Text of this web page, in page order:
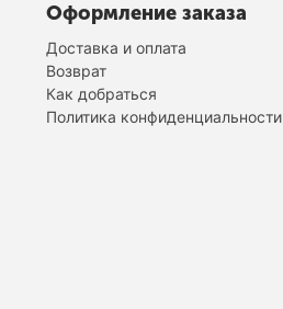
Оформление заказа
Доставка и оплата
Возврат
Как добраться
Политика конфиденциальности